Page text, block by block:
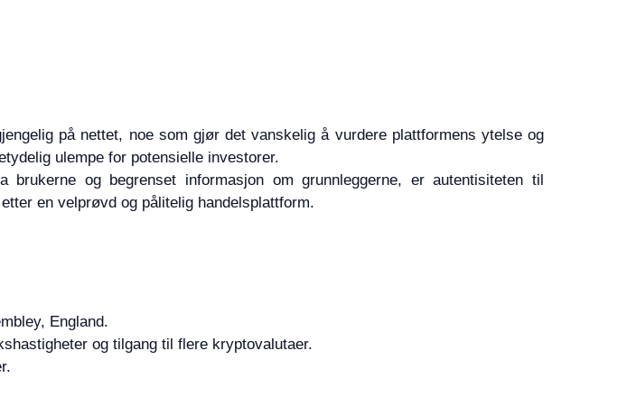
på nettet, noe som gjør det vanskelig å vurdere plattformens ytelse og
ulempe for potensielle investorer.
og begrenset informasjon om grunnleggerne, er autentisiteten til
en velprøvd og pålitelig handelsplattform.
England.
og tilgang til flere kryptovalutaer.